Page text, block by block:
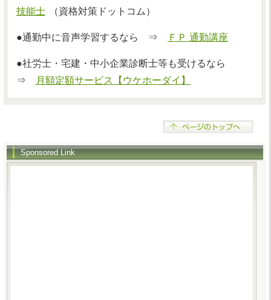
技能士
（資格対策ドットコム）
●通勤中に音声学習するなら ⇒ ＦＰ 通勤講座
●社労士・宅建・中小企業診断士等も受けるなら
⇒
月額定額サービス【ウケホーダイ】
Sponsored Link